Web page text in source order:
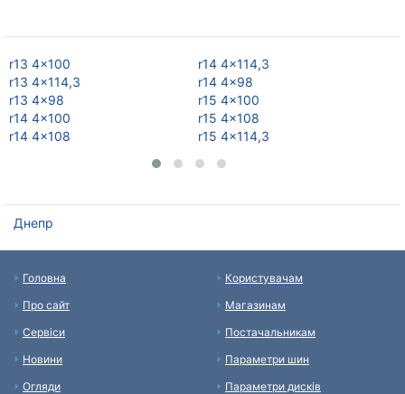
r13 4x100
r13 4x114,3
r13 4x98
r14 4x100
r14 4x108
r14 4x114,3
r14 4x98
r15 4x100
r15 4x108
r15 4x114,3
Днепр
Головна
Про сайт
Сервіси
Новини
Огляди
Користувачам
Магазинам
Постачальникам
Параметри шин
Параметри дисків